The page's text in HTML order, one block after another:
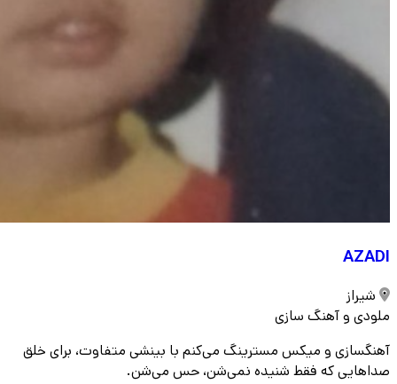
AZADI
شیراز
ملودی و آهنگ سازی
آهنگسازی و میکس مسترینگ می‌کنم با بینشی متفاوت، برای خلق
صداهایی که فقط شنیده نمی‌شن، حس می‌شن.